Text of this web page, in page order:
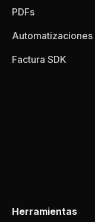
PDFs
Automatizaciones
Factura SDK
Herramientas